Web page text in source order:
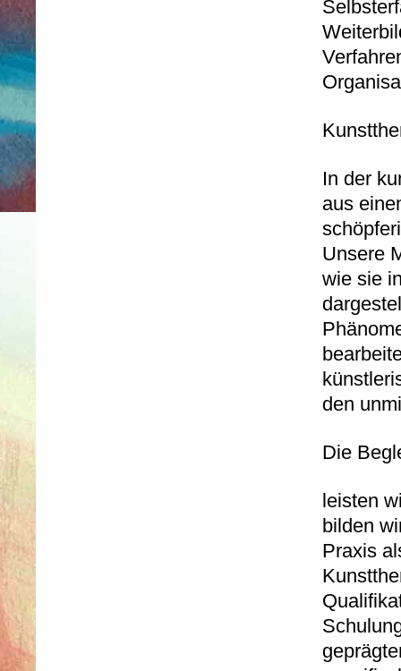
In der
aus
Unsere
wie sie
den
Die
leisten
bilden
Praxis